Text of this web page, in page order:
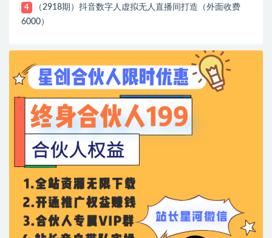
4
（2918期）抖音数字人虚拟无人直播间打造（外面收费
6000）